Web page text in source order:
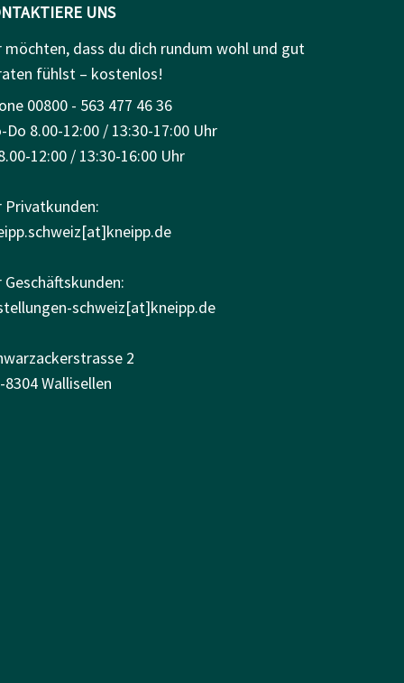
UNS
möchten, dass du dich rundum wohl und gut
fühlst – kostenlos!
00800 - 563 477 46 36
Do 8.00-12:00 / 13:30-17:00 Uhr
12:00 / 13:30-16:00 Uhr
Privatkunden:
Geschäftskunden:
schweiz[at]kneipp.de
2
8304 Wallisellen